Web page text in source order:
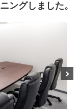
ニングしました。